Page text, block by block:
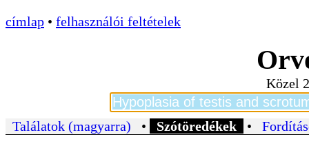
címlap • felhasználói feltételek
Közel
Találatok (magyarra) • Szótöredékek •